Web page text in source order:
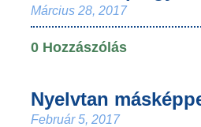
Március 28, 2017
0 Hozzászólás
Nyelvtan
Február 5, 2017